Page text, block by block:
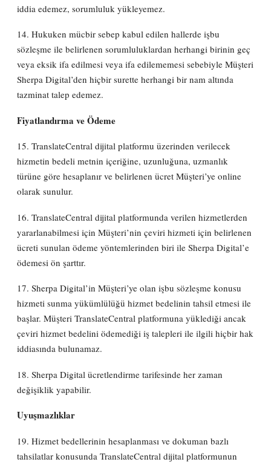
iddia edemez, sorumluluk yükleyemez.
14. Hukuken mücbir sebep kabul edilen hallerde işbu
sözleşme ile belirlenen sorumluluklardan herhangi birinin geç
veya eksik ifa edilmesi veya ifa edilememesi sebebiyle Müşteri
Sherpa Digital’den hiçbir surette herhangi bir nam altında
tazminat talep edemez.
Fiyatlandırma ve Ödeme
15. TranslateCentral dijital platformu üzerinden verilecek
hizmetin bedeli metnin içeriğine, uzunluğuna, uzmanlık
türüne göre hesaplanır ve belirlenen ücret Müşteri’ye online
olarak sunulur.
16. TranslateCentral dijital platformunda verilen hizmetlerden
yararlanabilmesi için Müşteri’nin çeviri hizmeti için belirlenen
ücreti sunulan ödeme yöntemlerinden biri ile Sherpa Digital’e
ödemesi ön şarttır.
17. Sherpa Digital’in Müşteri’ye olan işbu sözleşme konusu
hizmeti sunma yükümlülüğü hizmet bedelinin tahsil etmesi ile
başlar. Müşteri TranslateCentral platformuna yüklediği ancak
çeviri hizmet bedelini ödemediği iş talepleri ile ilgili hiçbir hak
iddiasında bulunamaz.
18. Sherpa Digital ücretlendirme tarifesinde her zaman
değişiklik yapabilir.
Uyuşmazlıklar
19. Hizmet bedellerinin hesaplanması ve dokuman bazlı
tahsilatlar konusunda TranslateCentral dijital platformunun